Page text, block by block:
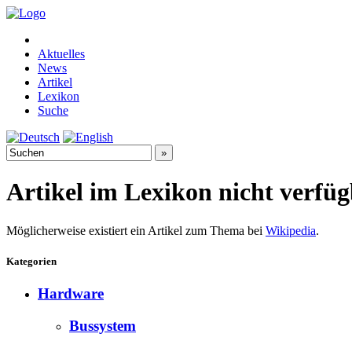
Aktuelles
News
Artikel
Lexikon
Suche
Artikel im Lexikon nicht
Möglicherweise existiert ein Artikel zum Thema bei Wikipedia.
Kategorien
Hardware
Bussystem